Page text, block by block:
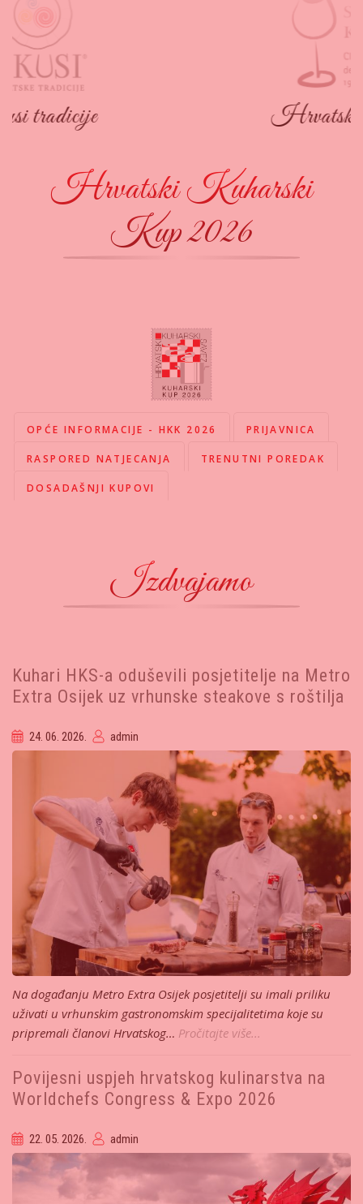
Hrvatski sommelier klub
Hrvatski Kuharski
Kup 2026
OPĆE INFORMACIJE - HKK 2026 PRIJAVNICA
RASPORED NATJECANJA TRENUTNI POREDAK
DOSADAŠNJI KUPOVI
Izdvajamo
Kuhari HKS-a oduševili posjetitelje na Metro
Extra Osijek uz vrhunske steakove s roštilja
24. 06. 2026. admin
Na događanju Metro Extra Osijek posjetitelji su imali priliku
uživati u vrhunskim gastronomskim specijalitetima koje su
pripremali članovi Hrvatskog… Pročitajte više...
Povijesni uspjeh hrvatskog kulinarstva na
Worldchefs Congress & Expo 2026
22. 05. 2026. admin